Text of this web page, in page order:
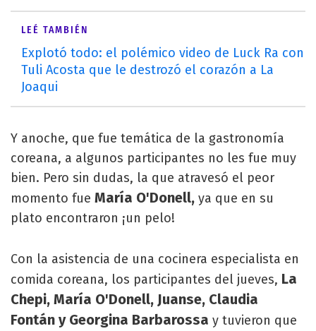
LEÉ TAMBIÉN
Explotó todo: el polémico video de Luck Ra con
Tuli Acosta que le destrozó el corazón a La
Joaqui
Y anoche, que fue temática de la gastronomía
coreana, a algunos participantes no les fue muy
bien. Pero sin dudas, la que atravesó el peor
momento fue María O'Donell, ya que en su
plato encontraron ¡un pelo!
Con la asistencia de una cocinera especialista en
comida coreana, los participantes del jueves, La
Chepi, María O'Donell, Juanse, Claudia
Fontán y Georgina Barbarossa y tuvieron que